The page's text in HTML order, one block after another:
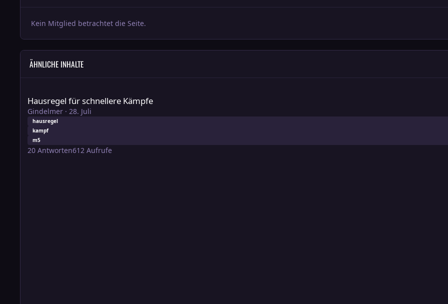
Kein Mitglied betrachtet die Seite.
ÄHNLICHE INHALTE
Hausregel für schnellere Kämpfe
Gindelmer · 28. Juli
hausregel
kampf
m5
20 Antworten612 Aufrufe